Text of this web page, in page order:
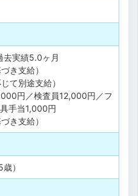
実績5.0ヶ月
き支給）
て別途支給）
円／検査員12,000円／フ
手当1,000円
き支給）
）